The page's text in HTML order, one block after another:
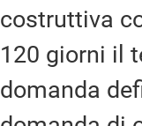
costruttiva
120 giorni il
domanda